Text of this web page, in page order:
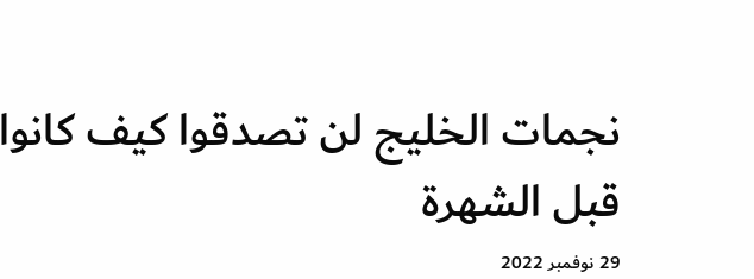
نجمات الخليج لن تصدقوا كيف كانوا
قبل الشهرة
29 نوفمبر 2022